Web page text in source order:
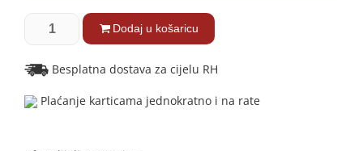
Dodaj u košaricu
Besplatna dostava za cijelu RH
Plaćanje karticama jednokratno i na rate